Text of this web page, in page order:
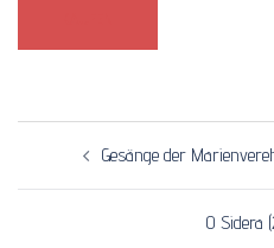
Gesänge der
O Sidera